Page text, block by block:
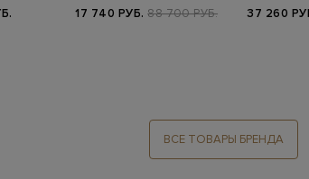
17 740 РУБ. 88 700 РУБ. 37 260
ВСЕ ТОВАРЫ БРЕНДА